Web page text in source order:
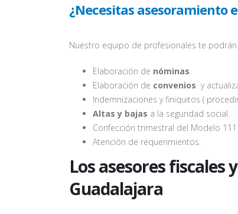
¿Necesitas asesoramiento
Nuestro equipo de profesionales te podrán
Elaboración de nóminas.
Elaboración de convenios y
Indemnizaciones y finiquitos (
Altas y bajas a la seguridad social.
Confección trimestral del Modelo
Atención de requerimientos.
Los asesores fiscales
Guadalajara